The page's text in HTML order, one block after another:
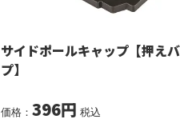
サイドポールキャップ【押え
プ】
価格：396円 税込